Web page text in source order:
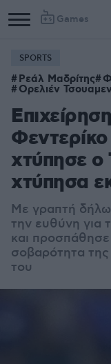
Games
SPORTS
Ρεάλ Μαδρίτης
Ορελιέν
χτύπησε ο
χτύπησα
Με γραπτή
την ευθύνη για
και
σοβαρότητα
του